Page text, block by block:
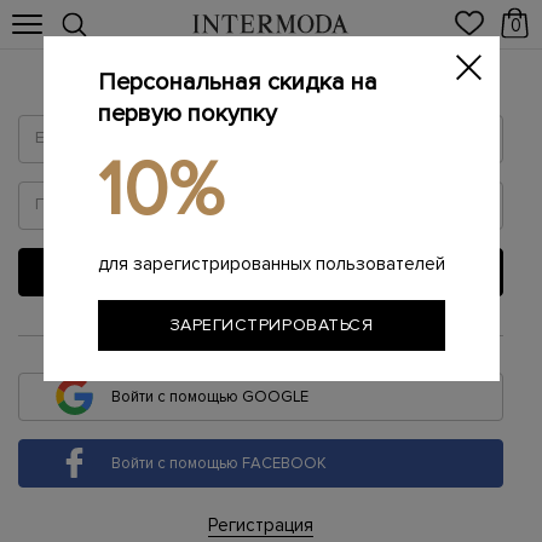
0
Войти
ВОЙТИ
или
Войти с помощью GOOGLE
Войти с помощью FACEBOOK
Регистрация
Персональная скидка на
первую покупку
10%
для зарегистрированных пользователей
ЗАРЕГИСТРИРОВАТЬСЯ